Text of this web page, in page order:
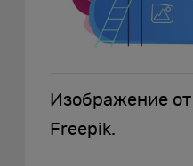
Изображение
Freepik.